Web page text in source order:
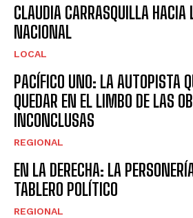
CLAUDIA CARRASQUILLA HACIA
NACIONAL
LOCAL
PACÍFICO UNO: LA AUTOPISTA
QUEDAR EN EL LIMBO DE LAS
INCONCLUSAS
REGIONAL
EN LA DERECHA: LA
TABLERO POLÍTICO
REGIONAL